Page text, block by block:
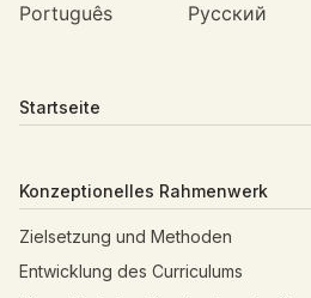
Português
Русский
Startseite
Konzeptionelles Rahmenwerk
Zielsetzung und Methoden
Entwicklung des Curriculums